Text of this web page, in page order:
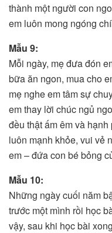
thành một người con
em luôn mong ngóng
Mẫu 9:
Mỗi ngày, mẹ đưa đón
bữa ăn ngon, mua cho
mẹ nghe em tâm sự
em thay lời chúc ngủ
đều thật ấm êm và
luôn mạnh khỏe, vui vẻ
em – đứa con bé bỏng
Mẫu 10:
Những ngày cuối năm
trước một mình rồi học
vậy, sau khi học bài